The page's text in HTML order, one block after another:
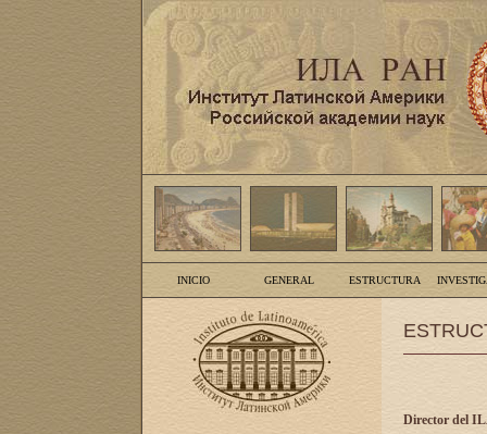
INICIO GENERAL ESTRUCTURA
Director del